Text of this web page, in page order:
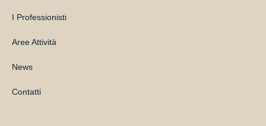
I Professionisti
Aree Attività
News
Contatti